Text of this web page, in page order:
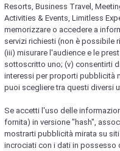
Maravillas
Resorts, Business Travel,
Activities & Events, Limitless
memorizzare o accedere a
servizi richiesti (non è possibile
(iii) misurare l'audience e le
sottoscritto uno; (v) consentirti
interessi per proporti pubblicità
puoi scegliere tra questi diversi
Se accetti l'uso delle
fornita) in versione "hash",
mostrarti pubblicità mirata su
incrociati con i dati in possesso